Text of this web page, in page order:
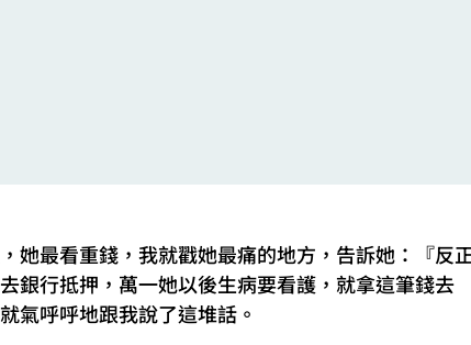
她最看重錢，我就戳她最痛的地方，告訴她：『反
銀行抵押，萬一她以後生病要看護，就拿這筆錢去
氣呼呼地跟我說了這堆話。